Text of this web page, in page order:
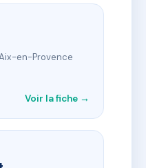
en-Provence
Voir la fiche →